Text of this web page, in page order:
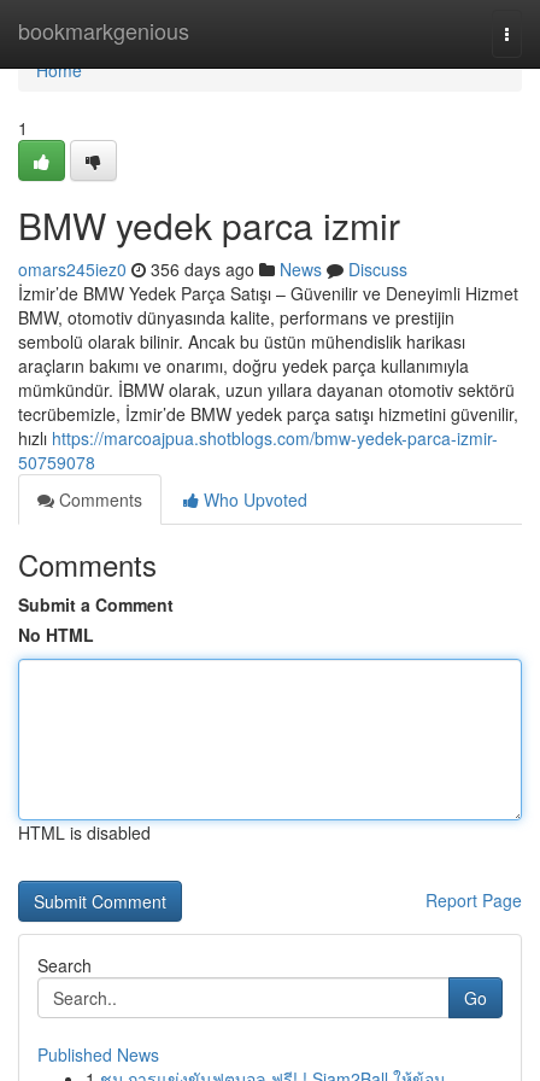
bookmarkgenious
Home
Home
1
BMW yedek parca izmir
omars245iez0 356 days ago News
Discuss
İzmir’de BMW Yedek Parça Satışı – Güvenilir ve Deneyimli Hizmet
BMW, otomotiv dünyasında kalite, performans ve prestijin
sembolü olarak bilinir. Ancak bu üstün mühendislik harikası
araçların bakımı ve onarımı, doğru yedek parça kullanımıyla
mümkündür. İBMW olarak, uzun yıllara dayanan otomotiv sektörü
tecrübemizle, İzmir’de BMW yedek parça satışı hizmetini güvenilir,
hızlı https://marcoajpua.shotblogs.com/bmw-yedek-parca-izmir-
50759078
Comments
Who Upvoted
Comments
Submit a Comment
No HTML
HTML is disabled
Report Page
Search
Go
Published News